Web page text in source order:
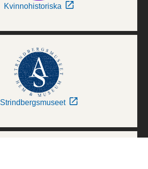
Kvinnohistoriska
Strindbergsmuseet